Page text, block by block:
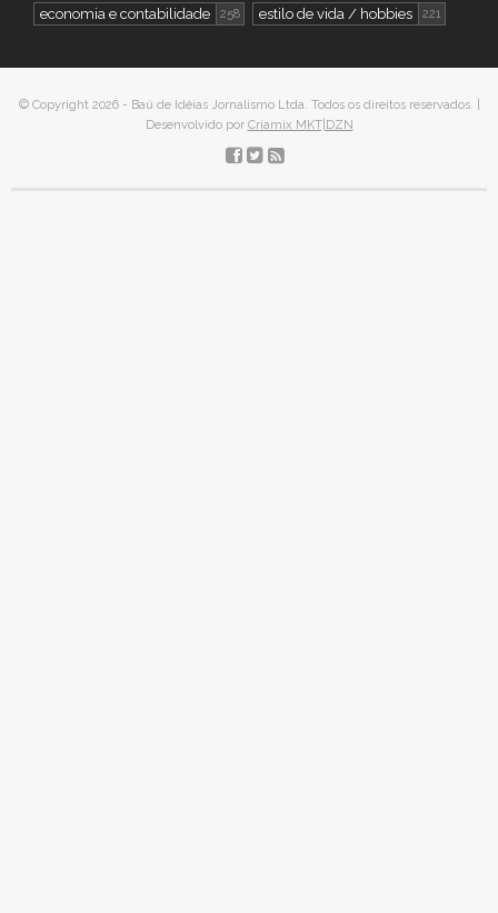
economia e contabilidade
258 estilo de vida / hobbies 221
© Copyright 2026 - Baú de Idéias Jornalismo Ltda. Todos os direitos reservados. |
Desenvolvido por Criamix MKT|DZN